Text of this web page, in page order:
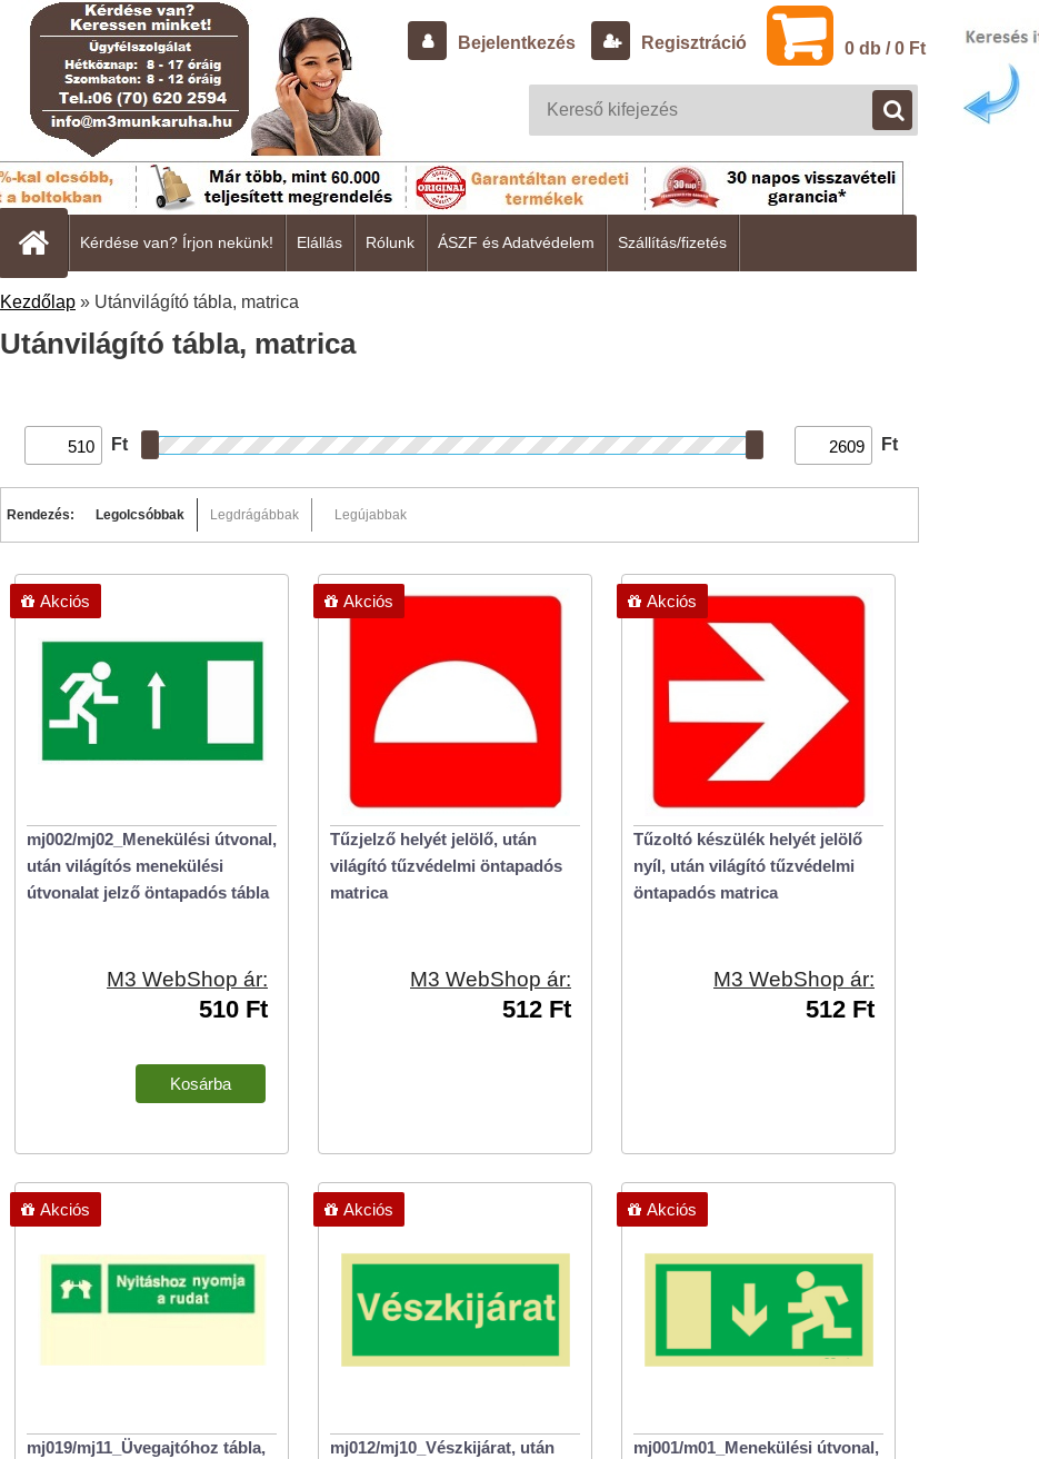
Bejelentkezés Regisztráció 0 db / 0 Ft
Kérdése van? Írjon nekünk! Elállás Rólunk ÁSZF és Adatvédelem Szállítás/fizetés
Kezdőlap » Utánvilágító tábla, matrica
Utánvilágító tábla, matrica
Ft Ft
Rendezés: Legolcsóbbak Legdrágábbak Legújabbak
mj002/mj02_Menekülési útvonal,
után világítós menekülési
útvonalat jelző öntapadós tábla
M3 WebShop ár:
510 Ft
Akciós
Tűzjelző helyét jelölő, után
világító tűzvédelmi öntapadós
matrica
M3 WebShop ár:
512 Ft
Akciós
Tűzoltó készülék helyét jelölő
nyíl, után világító tűzvédelmi
öntapadós matrica
M3 WebShop ár:
512 Ft
Akciós
mj019/mj11_Üvegajtóhoz tábla,
Akciós
mj012/mj10_Vészkijárat, után
Akciós
mj001/m01_Menekülési útvonal,
Akciós